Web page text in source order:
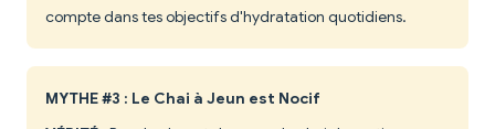
compte dans tes objectifs d'hydratation quotidiens.
MYTHE #3 : Le Chai à Jeun est Nocif